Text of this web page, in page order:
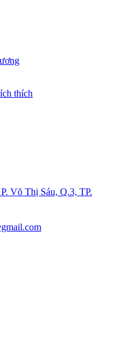
thích
Võ Thị Sáu, Q.3, TP.